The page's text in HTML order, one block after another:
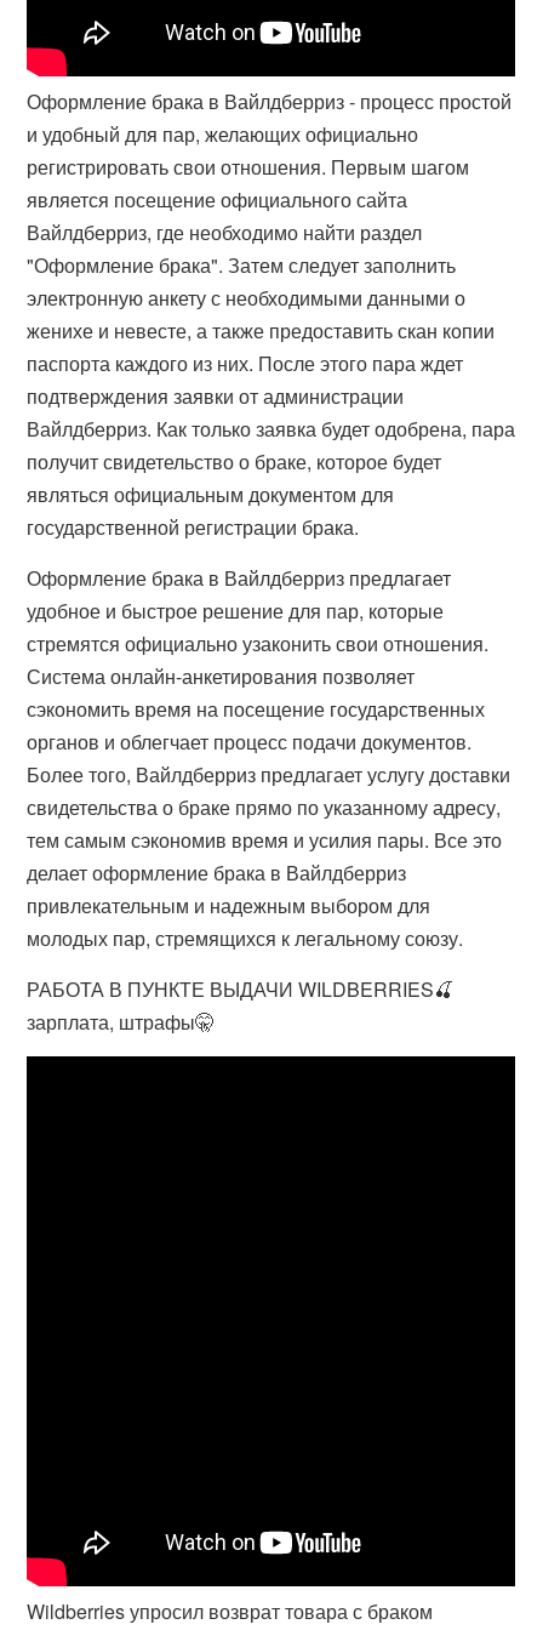
Оформление брака в Вайлдберриз - процесс простой
и удобный для пар, желающих официально
регистрировать свои отношения. Первым шагом
является посещение официального сайта
Вайлдберриз, где необходимо найти раздел
"Оформление брака". Затем следует заполнить
электронную анкету с необходимыми данными о
женихе и невесте, а также предоставить скан копии
паспорта каждого из них. После этого пара ждет
подтверждения заявки от администрации
Вайлдберриз. Как только заявка будет одобрена, пара
получит свидетельство о браке, которое будет
являться официальным документом для
государственной регистрации брака.
Оформление брака в Вайлдберриз предлагает
удобное и быстрое решение для пар, которые
стремятся официально узаконить свои отношения.
Система онлайн-анкетирования позволяет
сэкономить время на посещение государственных
органов и облегчает процесс подачи документов.
Более того, Вайлдберриз предлагает услугу доставки
свидетельства о браке прямо по указанному адресу,
тем самым сэкономив время и усилия пары. Все это
делает оформление брака в Вайлдберриз
привлекательным и надежным выбором для
молодых пар, стремящихся к легальному союзу.
РАБОТА В ПУНКТЕ ВЫДАЧИ WILDBERRIES🍒
зарплата, штрафы🤫
Wildberries упросил возврат товара с браком